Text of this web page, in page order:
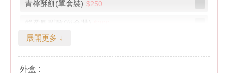
青檸酥餅(單盒裝) $250
嚴選鳳梨乾(單盒裝)
嚴選微糖芒果乾(單盒裝)
展開更多 ↓
外盒 :